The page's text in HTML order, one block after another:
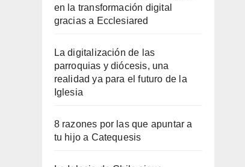
en la transformación digital
gracias a Ecclesiared
La digitalización de las
parroquias y diócesis, una
realidad ya para el futuro de la
Iglesia
8 razones por las que apuntar a
tu hijo a Catequesis